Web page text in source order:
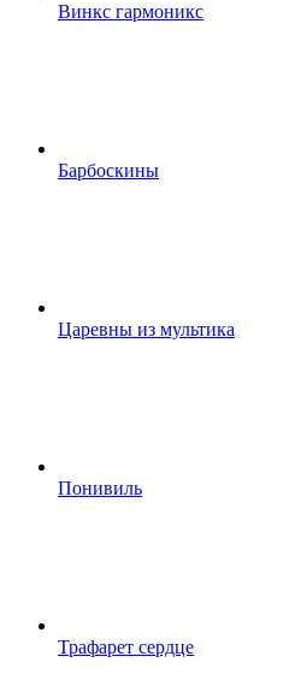
Винкс гармоникс
Барбоскины
Царевны из мультика
Понивиль
Трафарет сердце